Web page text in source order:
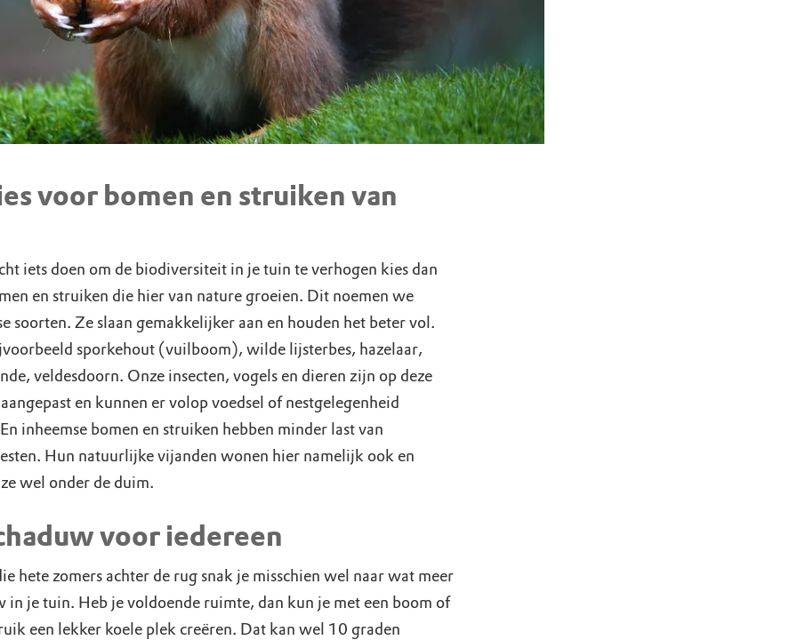
voor bomen en struiken van
iets doen om de biodiversiteit in je tuin te verhogen kies dan
en struiken die hier van nature groeien. Dit noemen we
soorten. Ze slaan gemakkelijker aan en houden het beter vol.
sporkehout (vuilboom), wilde lijsterbes, hazelaar,
veldesdoorn. Onze insecten, vogels en dieren zijn op deze
en kunnen er volop voedsel of nestgelegenheid
inheemse bomen en struiken hebben minder last van
Hun natuurlijke vijanden wonen hier namelijk ook en
wel onder de duim.
voor iedereen
hete zomers achter de rug snak je misschien wel naar wat meer
in je tuin. Heb je voldoende ruimte, dan kun je met een boom of
een lekker koele plek creëren. Dat kan wel 10 graden